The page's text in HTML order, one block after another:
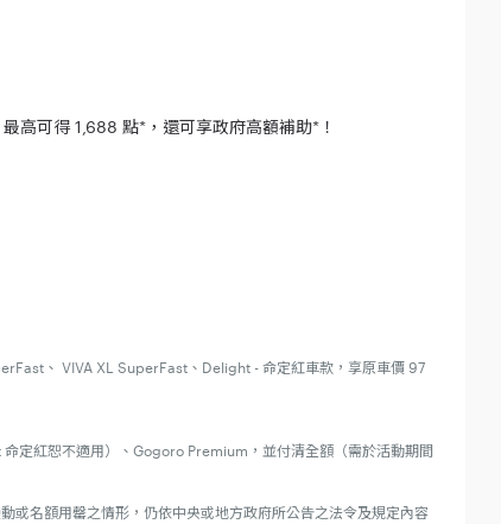
高可得 1,688 點*，還可享政府高額補助*！
、 VIVA XL SuperFast、Delight - 命定紅車款，享原車價 97
定紅恕不適用）、Gogoro Premium，並付清全額（需於活動期間
或名額用罄之情形，仍依中央或地方政府所公告之法令及規定內容